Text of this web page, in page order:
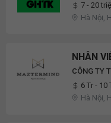
7 - 20
Hà Nội,
NHÂN
CÔNG TY
6 Tr - 10
Hà Nội,